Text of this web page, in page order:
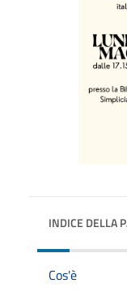
INDICE DELLA
Cos'è